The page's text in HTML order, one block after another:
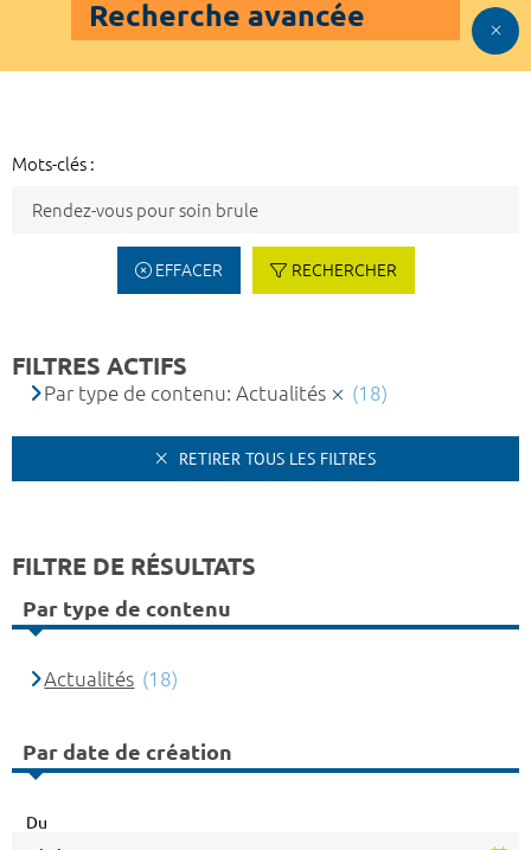
Recherche avancée
Mots-clés :
EFFACER RECHERCHER
FILTRES ACTIFS
Par type de contenu: Actualités (18)
RETIRER TOUS LES FILTRES
FILTRE DE RÉSULTATS
Par type de contenu
Actualités (18)
Par date de création
Du